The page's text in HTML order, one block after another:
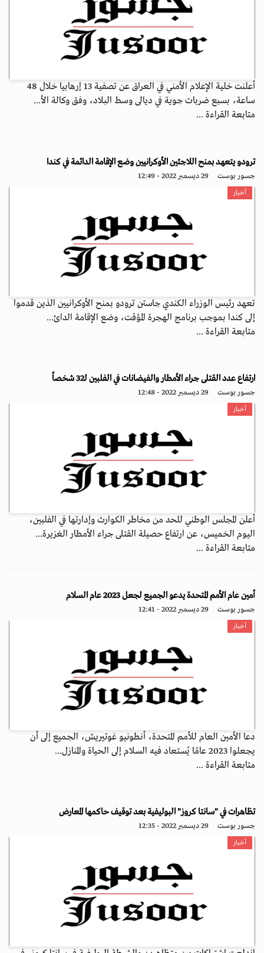
أعلنت خلية الإعلام الأمني في العراق عن تصفية 13 إرهابيا خلال 48
ساعة، بسبع ضربات جوية في ديالى وسط البلاد، وفق وكالة الأ...
متابعة القراءة ...
ترودو يتعهد بمنح اللاجئين الأوكرانيين وضع الإقامة الدائمة في كندا
جسور بوست 29 ديسمبر 2022 - 12:49
أخبار
تعهد رئيس الوزراء الكندي جاستن ترودو بمنح الأوكرانيين الذين قدموا
إلى كندا بموجب برنامج الهجرة المؤقت، وضع الإقامة الدائ...
متابعة القراءة ...
ارتفاع عدد القتلى جراء الأمطار والفيضانات في الفلبين لـ32 شخصاً
جسور بوست 29 ديسمبر 2022 - 12:48
أخبار
أعلن المجلس الوطني للحد من مخاطر الكوارث وإدارتها في الفلبين،
اليوم الخميس، عن ارتفاع حصيلة القتلى جراء الأمطار الغزيرة...
متابعة القراءة ...
أمين عام الأمم المتحدة يدعو الجميع لجعل 2023 عام السلام
جسور بوست 29 ديسمبر 2022 - 12:41
أخبار
دعا الأمين العام للأمم المتحدة، أنطونيو غوتيريش، الجميع إلى أن
يجعلوا 2023 عامًا يُستعاد فيه السلام إلى الحياة والمنازل...
متابعة القراءة ...
تظاهرات في "سانتا كروز" البوليفية بعد توقيف حاكمها المعارض
جسور بوست 29 ديسمبر 2022 - 12:35
أخبار